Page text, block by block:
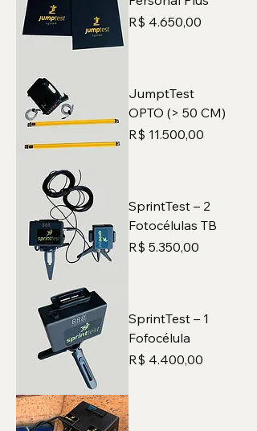
Preço
R$ 4.650,00
JumptTest
OPTO (> 50 CM)
Preço
R$ 11.500,00
SprintTest – 2
Fotocélulas TB
Preço
R$ 5.350,00
SprintTest – 1
Fofocélula
Preço
R$ 4.400,00